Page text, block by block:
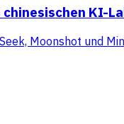
KI-
Moonshot und